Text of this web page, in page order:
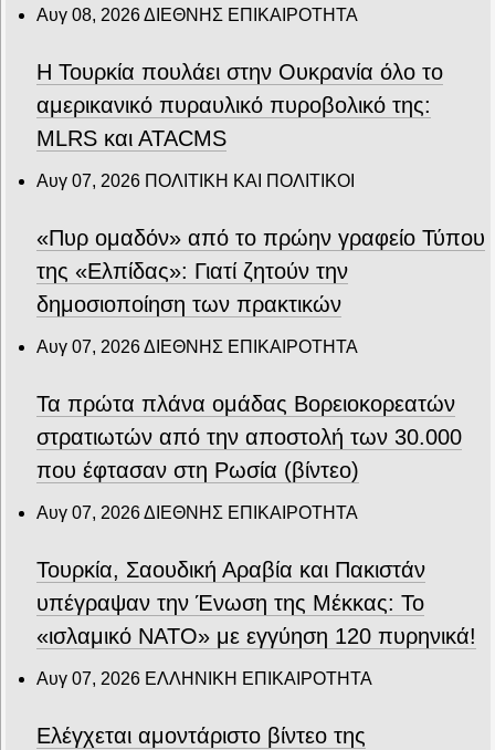
Αυγ 08, 2026ΔΙΕΘΝΗΣ ΕΠΙΚΑΙΡΟΤΗΤΑ
Η Τουρκία πουλάει στην Ουκρανία όλο το
αμερικανικό πυραυλικό πυροβολικό της:
MLRS και ΑΤΑCMS
Αυγ 07, 2026 ΠΟΛΙΤΙΚΗ ΚΑΙ ΠΟΛΙΤΙΚΟΙ
«Πυρ ομαδόν» από το πρώην γραφείο Τύπου
της «Ελπίδας»: Γιατί ζητούν την
δημοσιοποίηση των πρακτικών
Αυγ 07, 2026ΔΙΕΘΝΗΣ ΕΠΙΚΑΙΡΟΤΗΤΑ
Τα πρώτα πλάνα ομάδας Βορειοκορεατών
στρατιωτών από την αποστολή των 30.000
που έφτασαν στη Ρωσία (βίντεο)
Αυγ 07, 2026ΔΙΕΘΝΗΣ ΕΠΙΚΑΙΡΟΤΗΤΑ
Τουρκία, Σαουδική Αραβία και Πακιστάν
υπέγραψαν την Ένωση της Μέκκας: Το
«ισλαμικό ΝΑΤΟ» με εγγύηση 120 πυρηνικά!
Αυγ 07, 2026 ΕΛΛΗΝΙΚΗ ΕΠΙΚΑΙΡΟΤΗΤΑ
Ελέγχεται αμοντάριστο βίντεο της